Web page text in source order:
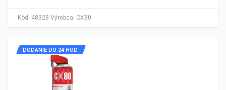
Kód: 48328 Výrobca: CX80
DODANIE DO 24 HOD.